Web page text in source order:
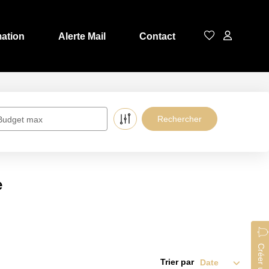
Alerte Mail Contact
max
Trier par